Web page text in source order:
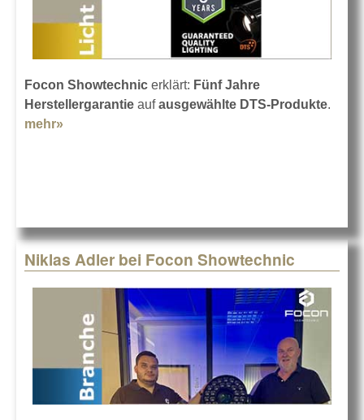
Focon Showtechnic erklärt: Fünf Jahre
Herstellergarantie aufausgewählte DTS-Produkte.
mehr»
Niklas Adler bei Focon Showtechnic